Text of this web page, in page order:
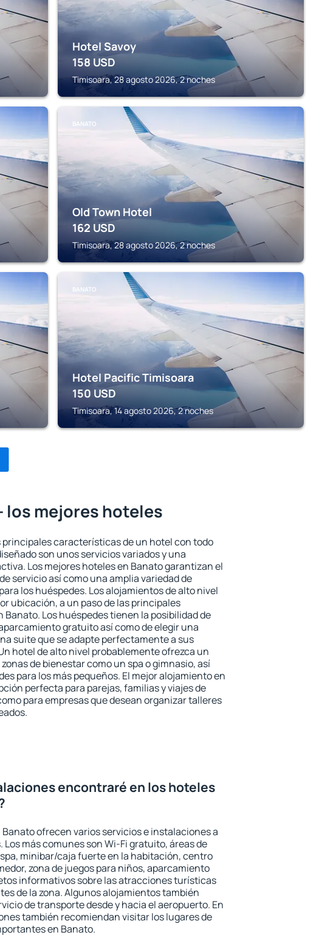
Hotel Savoy
158 USD
Timisoara, 28 agosto 2026, 2 noches
BANATO
Old Town Hotel
162 USD
Timisoara, 28 agosto 2026, 2 noches
BANATO
Hotel Pacific Timisoara
150 USD
Timisoara, 14 agosto 2026, 2 noches
los mejores hoteles
principales características de un hotel con todo
son unos servicios variados y una
Los mejores hoteles en Banato garantizan el
servicio así como una amplia variedad de
los huéspedes. Los alojamientos de alto nivel
ubicación, a un paso de las principales
Banato. Los huéspedes tienen la posibilidad de
gratuito así como de elegir una
suite que se adapte perfectamente a sus
hotel de alto nivel probablemente ofrezca un
de bienestar como un spa o gimnasio, así
para los más pequeños. El mejor alojamiento en
perfecta para parejas, familias y viajes de
para empresas que desean organizar talleres
encontraré en los hoteles
Banato ofrecen varios servicios e instalaciones a
Los más comunes son Wi-Fi gratuito, áreas de
minibar/caja fuerte en la habitación, centro
zona de juegos para niños, aparcamiento
informativos sobre las atracciones turísticas
de la zona. Algunos alojamientos también
de transporte desde y hacia el aeropuerto. En
también recomiendan visitar los lugares de
en Banato.